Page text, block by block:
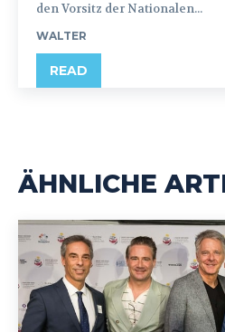
den Vorsitz der Nationalen...
WALTER
READ
ÄHNLICHE